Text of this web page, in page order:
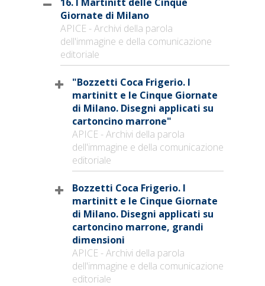
Giornate di Milano
APICE - Archivi della parola
dell'immagine e della comunicazione
editoriale
"Bozzetti Coca Frigerio. I
martinitt e le Cinque Giornate
di Milano. Disegni applicati su
cartoncino marrone"
APICE - Archivi della parola
dell'immagine e della comunicazione
editoriale
Bozzetti Coca Frigerio. I
martinitt e le Cinque Giornate
di Milano. Disegni applicati su
cartoncino marrone, grandi
dimensioni
APICE - Archivi della parola
dell'immagine e della comunicazione
editoriale